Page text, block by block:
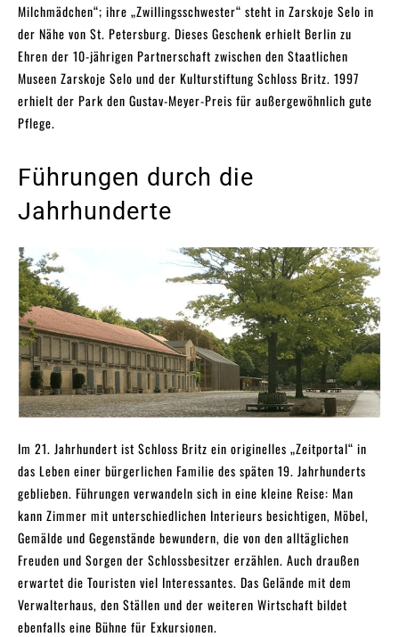
Milchmädchen“; ihre „Zwillingsschwester“ steht in Zarskoje Selo in
der Nähe von St. Petersburg. Dieses Geschenk erhielt Berlin zu
Ehren der 10-jährigen Partnerschaft zwischen den Staatlichen
Museen Zarskoje Selo und der Kulturstiftung Schloss Britz. 1997
erhielt der Park den Gustav-Meyer-Preis für außergewöhnlich gute
Pflege.
Führungen durch die
Jahrhunderte
Im 21. Jahrhundert ist Schloss Britz ein originelles „Zeitportal“ in
das Leben einer bürgerlichen Familie des späten 19. Jahrhunderts
geblieben. Führungen verwandeln sich in eine kleine Reise: Man
kann Zimmer mit unterschiedlichen Interieurs besichtigen, Möbel,
Gemälde und Gegenstände bewundern, die von den alltäglichen
Freuden und Sorgen der Schlossbesitzer erzählen. Auch draußen
erwartet die Touristen viel Interessantes. Das Gelände mit dem
Verwalterhaus, den Ställen und der weiteren Wirtschaft bildet
ebenfalls eine Bühne für Exkursionen.